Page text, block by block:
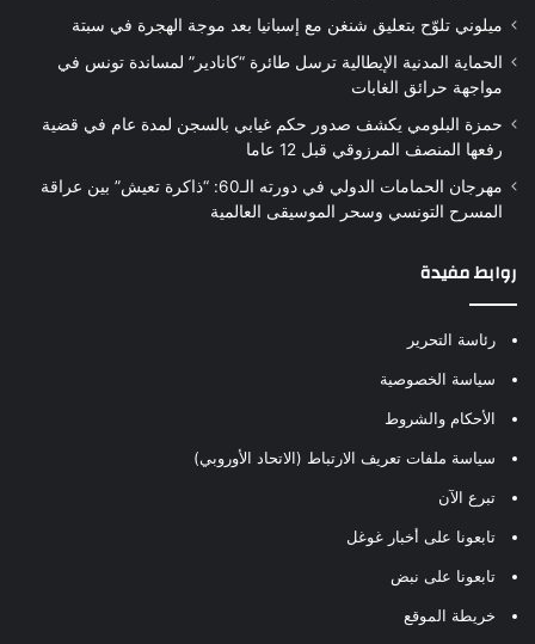
ميلوني تلوّح بتعليق شنغن مع إسبانيا بعد موجة الهجرة في سبتة
الحماية المدنية الإيطالية ترسل طائرة “كانادير” لمساندة تونس في
مواجهة حرائق الغابات
حمزة البلومي يكشف صدور حكم غيابي بالسجن لمدة عام في قضية
رفعها المنصف المرزوقي قبل 12 عاما
مهرجان الحمامات الدولي في دورته الـ60: “ذاكرة تعيش” بين عراقة
المسرح التونسي وسحر الموسيقى العالمية
روابط مفيدة
رئاسة التحرير
سياسة الخصوصية
الأحكام والشروط
سياسة ملفات تعريف الارتباط (الاتحاد الأوروبي)
تبرع الآن
تابعونا على أخبار غوغل
تابعونا على نبض
خريطة الموقع